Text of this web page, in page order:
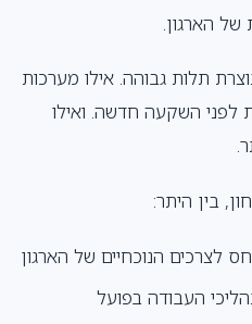
הארגון.
תלות גבוהה. אילו מערכות
לפני השקעה חדשה. ואילו
בין היתר:
לצרכים הנוכחיים של הארגון
העבודה בפועל